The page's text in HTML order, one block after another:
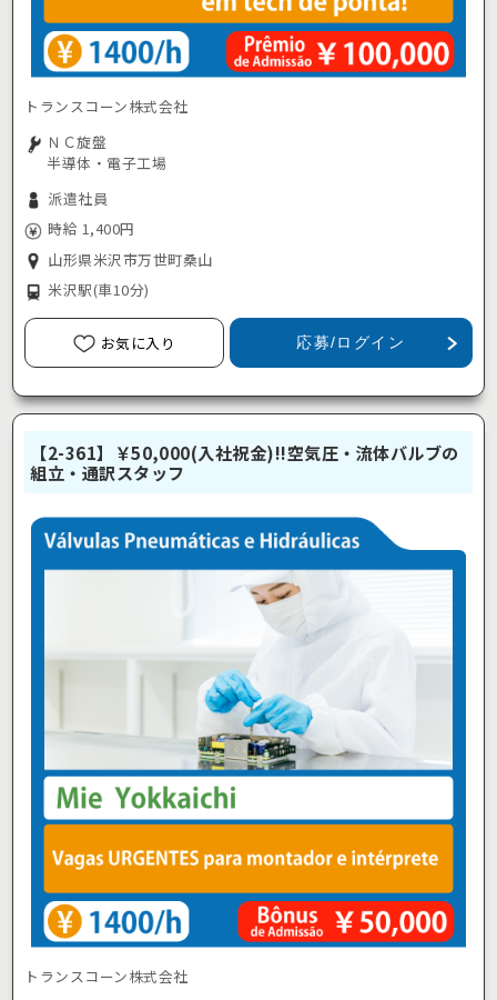
トランスコーン株式会社
ＮＣ旋盤
半導体・電子工場
派遣社員
時給 1,400円
山形県米沢市万世町桑山
米沢駅(車10分)
お気に入り 応募/ログイン
【2-361】￥50,000(入社祝金)!!空気圧・流体バルブの
組立・通訳スタッフ
トランスコーン株式会社